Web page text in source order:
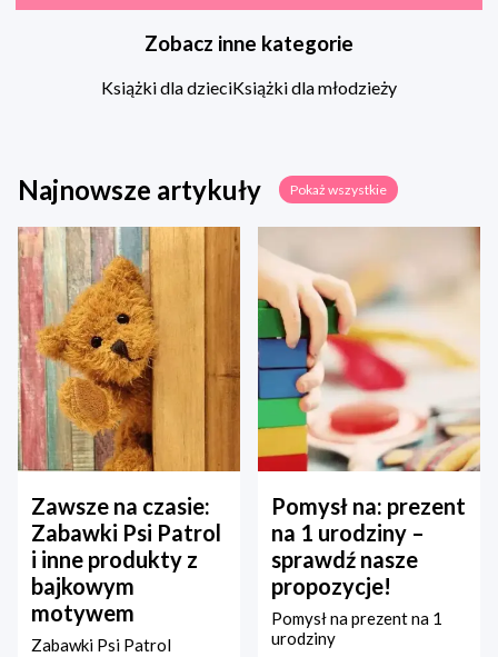
Zobacz inne kategorie
Książki dla dzieciKsiążki dla młodzieży
Najnowsze artykuły Pokaż wszystkie
Zawsze na czasie:
Zabawki Psi Patrol
i inne produkty z
bajkowym
motywem
Zabawki Psi Patrol
Pomysł na: prezent
na 1 urodziny –
sprawdź nasze
propozycje!
Pomysł na prezent na 1
urodziny